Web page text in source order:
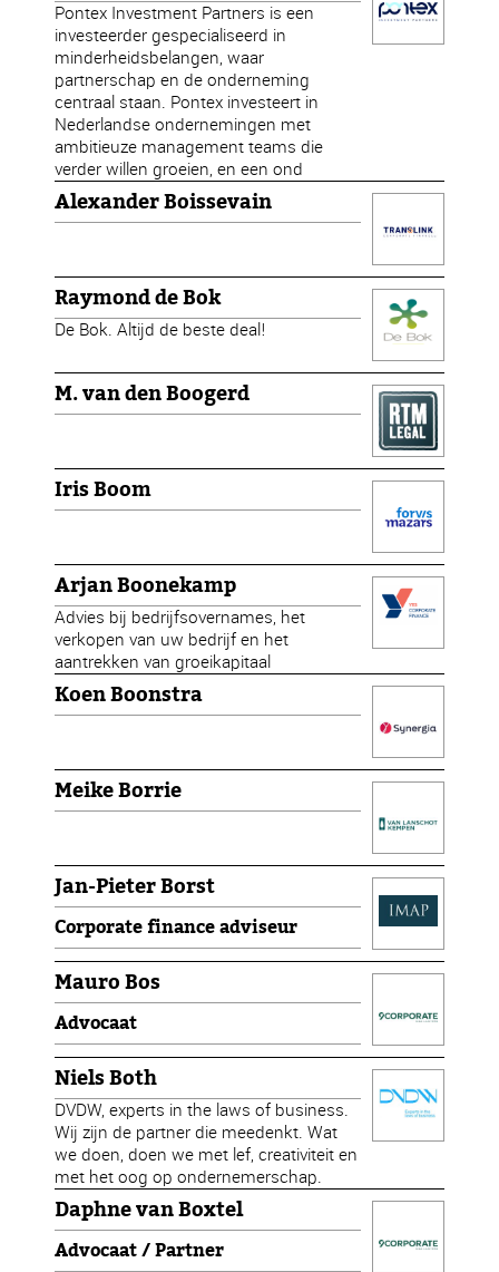
Pontex Investment Partners is een
investeerder gespecialiseerd in
minderheidsbelangen, waar
partnerschap en de onderneming
centraal staan. Pontex investeert in
Nederlandse ondernemingen met
ambitieuze management teams die
verder willen groeien, en een ond
Alexander Boissevain
Raymond de Bok
De Bok. Altijd de beste deal!
M. van den Boogerd
Iris Boom
Arjan Boonekamp
Advies bij bedrijfsovernames, het
verkopen van uw bedrijf en het
aantrekken van groeikapitaal
Koen Boonstra
Meike Borrie
Jan-Pieter Borst
Corporate finance adviseur
Mauro Bos
Advocaat
Niels Both
DVDW, experts in the laws of business.
Wij zijn de partner die meedenkt. Wat
we doen, doen we met lef, creativiteit en
met het oog op ondernemerschap.
Daphne van Boxtel
Advocaat / Partner